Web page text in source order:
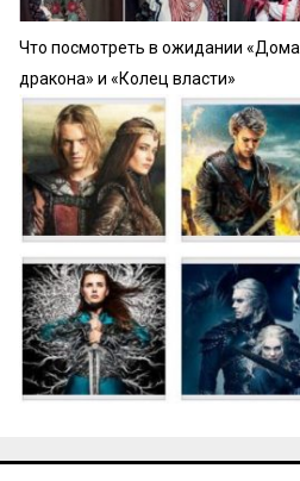
Что посмотреть в ожидании «Дома
дракона» и «Колец власти»